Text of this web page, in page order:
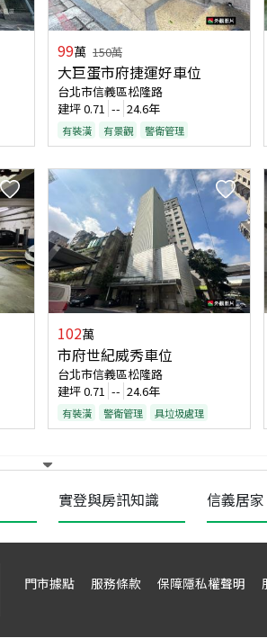
99萬 150萬
大巨蛋市府捷運好車位
台北市信義區松隆路
建坪0.71 -- 24.6年
有裝潢 有景觀 警衛管理
102萬
市府世紀威秀車位
台北市信義區松隆路
建坪0.71 -- 24.6年
有裝潢 警衛管理 具垃圾處理
實登與房訊知識 信義居家
門市據點 服務條款 保障隱私權聲明